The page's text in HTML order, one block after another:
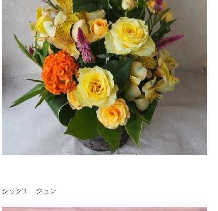
シック１ ジュン